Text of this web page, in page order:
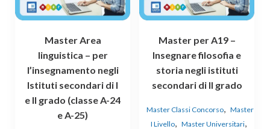
Master Area
linguistica – per
l’insegnamento negli
Istituti secondari di I
e II grado (classe A-24
e A-25)
Master per A19 –
Insegnare filosofia e
storia negli istituti
secondari di II grado
Master Classi Concorso,
Master
I Livello, Master Universitari,